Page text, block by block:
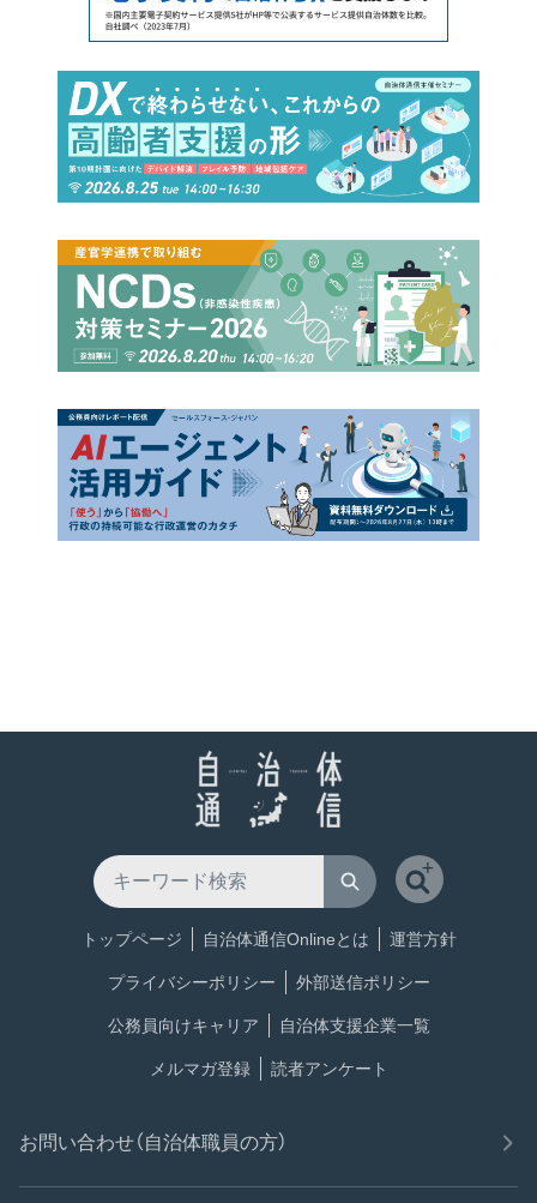
トップページ 自治体通信Onlineとは 運営方針
プライバシーポリシー 外部送信ポリシー
公務員向けキャリア 自治体支援企業一覧
メルマガ登録 読者アンケート
お問い合わせ（自治体職員の方）